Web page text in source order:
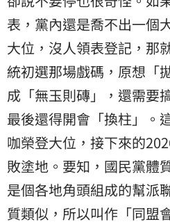
表，黨內還是喬不出一個
大位，沒人領表登記，那
統初選那場戲碼，原想「
成「無玉則磚」，還需要
最後還得開會「換柱」。
咖榮登大位，接下來的
敗塗地。要知，國民黨體
是個各地角頭組成的幫派
質類似，所以叫作「同盟